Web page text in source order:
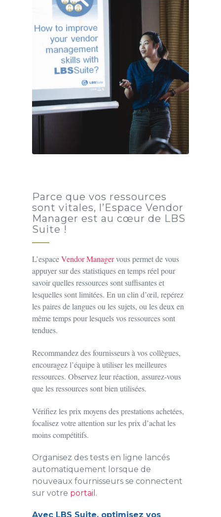
Parce que vos ressources
sont vitales, l’Espace Vendor
Manager est au cœur de LBS
Suite !
L’espaceVendor Managervous permet de vous
appuyer sur des statistiques en temps réel pour
savoir quelles ressources sont suffisantes et
lesquelles sont limitées. En un clin d’œil, repérez
les paires de langues ou les sujets, ou les deux en
même temps pour lesquels vos ressources sont
tendues.
Recommandez des fournisseurs à vos collègues,
encouragez l’équipe à utiliser les meilleures
ressources. Observez leur réaction, assurez-vous
que les ressources sont bien utilisées.
Vérifiez les prix moyens des prestations achetées,
focalisez votre attention sur les prix d’achat les
moins compétitifs.
Organisez des tests en ligne lancés
automatiquement lorsque de
nouveaux fournisseurs se connectent
sur votre portail .
Avec LBS Suite, optimisez vos